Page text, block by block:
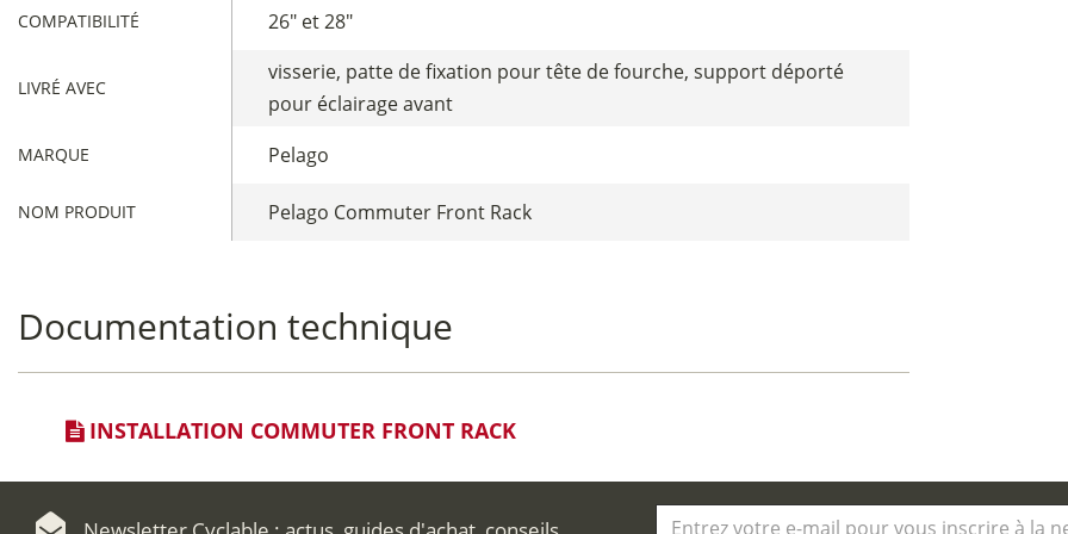
COMPATIBILITÉ 26" et 28"
LIVRÉ AVEC
visserie, patte de fixation pour tête de fourche, support déporté
pour éclairage avant
MARQUE Pelago
NOM PRODUIT Pelago Commuter Front Rack
Documentation technique
INSTALLATION COMMUTER FRONT RACK